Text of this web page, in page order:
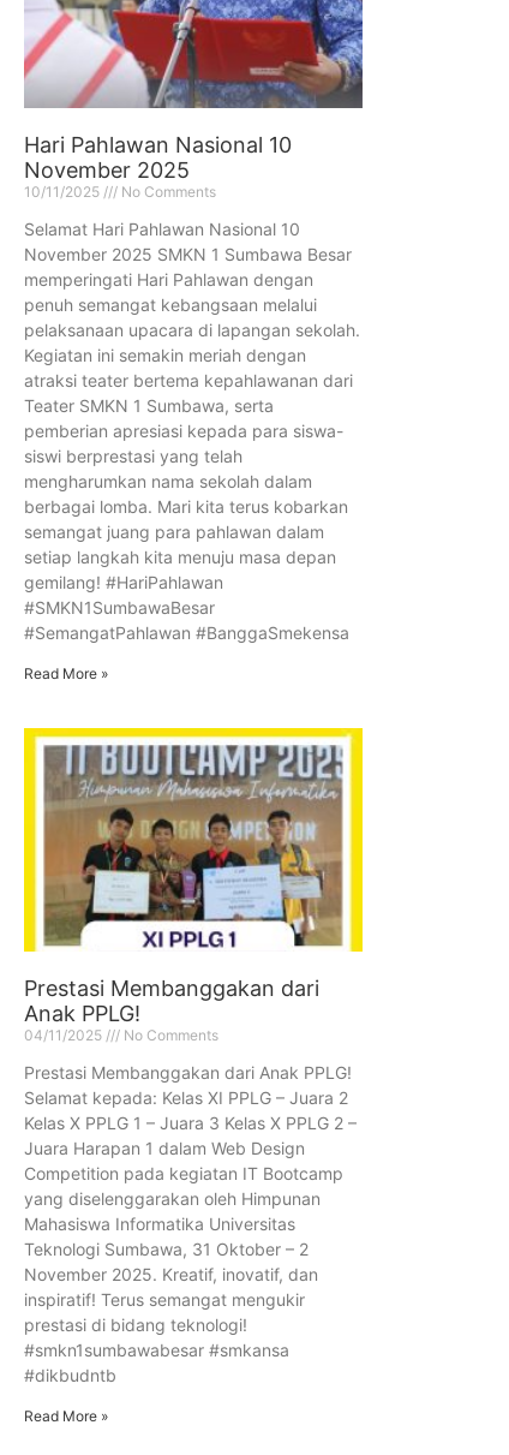
Hari Pahlawan Nasional 10
November 2025
10/11/2025 No Comments
Selamat Hari Pahlawan Nasional 10
November 2025 SMKN 1 Sumbawa Besar
memperingati Hari Pahlawan dengan
penuh semangat kebangsaan melalui
pelaksanaan upacara di lapangan sekolah.
Kegiatan ini semakin meriah dengan
atraksi teater bertema kepahlawanan dari
Teater SMKN 1 Sumbawa, serta
pemberian apresiasi kepada para siswa-
siswi berprestasi yang telah
mengharumkan nama sekolah dalam
berbagai lomba. Mari kita terus kobarkan
semangat juang para pahlawan dalam
setiap langkah kita menuju masa depan
gemilang! #HariPahlawan
#SMKN1SumbawaBesar
#SemangatPahlawan #BanggaSmekensa
Read More »
Prestasi Membanggakan dari
Anak PPLG!
04/11/2025 No Comments
Prestasi Membanggakan dari Anak PPLG!
Selamat kepada: Kelas XI PPLG – Juara 2
Kelas X PPLG 1 – Juara 3 Kelas X PPLG 2 –
Juara Harapan 1 dalam Web Design
Competition pada kegiatan IT Bootcamp
yang diselenggarakan oleh Himpunan
Mahasiswa Informatika Universitas
Teknologi Sumbawa, 31 Oktober – 2
November 2025. Kreatif, inovatif, dan
inspiratif! Terus semangat mengukir
prestasi di bidang teknologi!
#smkn1sumbawabesar #smkansa
#dikbudntb
Read More »